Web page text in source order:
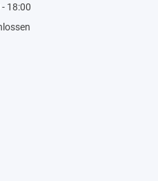
18:00